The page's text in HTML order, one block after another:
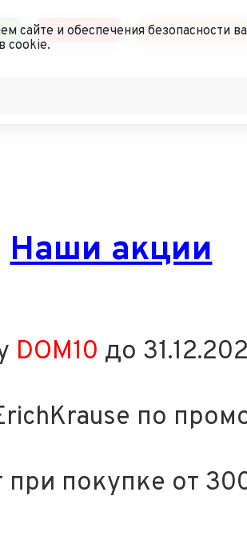
Доставка Политика
Наши акции
DOM10 до
по
при покупке от
и обеспечения безопасности
cookie.